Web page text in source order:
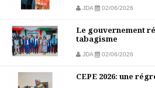
JDA 02/06/2026
Le gouvernement
tabagisme
JDA 02/06/2026
CEPE 2026: une